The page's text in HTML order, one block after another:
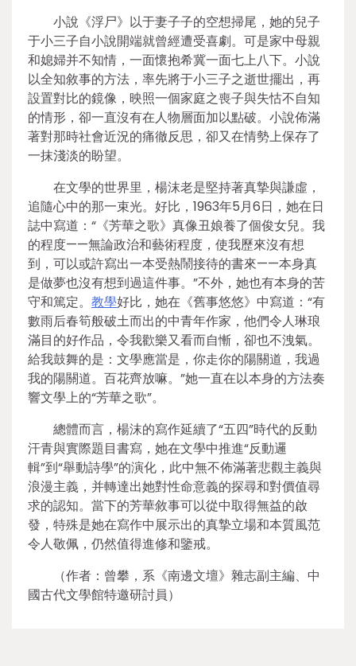
小說《浮尸》以于妻子子的空想掃尾，她的兒子
于小三子自小說開端就曾經遭受喜劇。可是家中母親
和媳婦并不知情，一面懷抱希冀一面七上八下。小說
以全知敘事的方法，率先將于小三子之逝世擺出，再
設置對比的鏡像，映照一個家庭之喪子與失怙不自知
的情形，卻一直沒有在人物層面加以點破。小說佈滿
著對那時社會近況的痛徹反思，卻又在情勢上保存了
一抹淺淡的盼望。
在文學的世界里，楊沫老是堅持著真摯與謙虛，
追隨心中的那一束光。好比，1963年5月6日，她在日
誌中寫道：“《芳華之歌》真像丑娘養了個俊女兒。我
的程度——無論政治和藝術程度，使我歷來沒有想
到，可以或許寫出一本受熱鬧接待的書來——本身真
是做夢也沒有想到過這件事。”不外，她也有本身的苦
守和篤定。 教學好比，她在《舊事悠悠》中寫道：“有
數雨后春筍般破土而出的中青年作家，他們令人琳琅
滿目的好作品，令我歡樂又看而自慚，卻也不洩氣。
給我鼓舞的是：文學應當是，你走你的陽關道，我過
我的陽關道。百花齊放嘛。”她一直在以本身的方法奏
響文學上的“芳華之歌”。
總體而言，楊沫的寫作延續了“五四”時代的反動
汗青與實際題目書寫，她在文學中推進“反動邏
輯”到“舉動詩學”的演化，此中無不佈滿著悲觀主義與
浪漫主義，并轉達出她對性命意義的探尋和對價值尋
求的認知。當下的芳華敘事可以從中取得無益的啟
發，特殊是她在寫作中展示出的真摯立場和本質風范
令人敬佩，仍然值得進修和鑒戒。
（作者：曾攀，系《南邊文壇》雜志副主編、中
國古代文學館特邀研討員）